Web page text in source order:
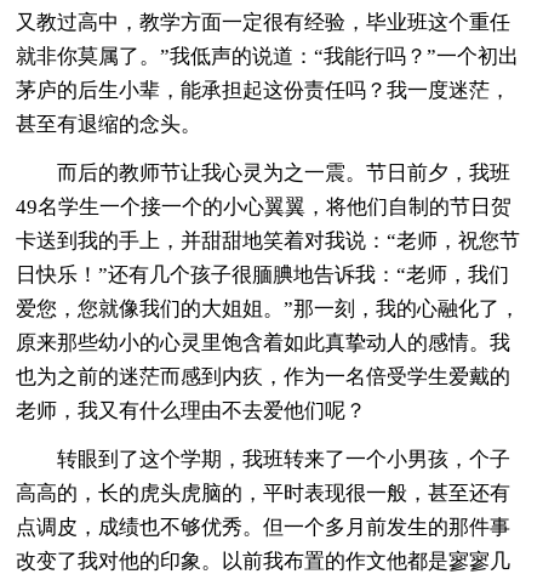
又教过高中，教学方面一定很有经验，毕业班这个重任
就非你莫属了。”我低声的说道：“我能行吗？”一个初出
茅庐的后生小辈，能承担起这份责任吗？我一度迷茫，
甚至有退缩的念头。
而后的教师节让我心灵为之一震。节日前夕，我班
49名学生一个接一个的小心翼翼，将他们自制的节日贺
卡送到我的手上，并甜甜地笑着对我说：“老师，祝您节
日快乐！”还有几个孩子很腼腆地告诉我：“老师，我们
爱您，您就像我们的大姐姐。”那一刻，我的心融化了，
原来那些幼小的心灵里饱含着如此真挚动人的感情。我
也为之前的迷茫而感到内疚，作为一名倍受学生爱戴的
老师，我又有什么理由不去爱他们呢？
转眼到了这个学期，我班转来了一个小男孩，个子
高高的，长的虎头虎脑的，平时表现很一般，甚至还有
点调皮，成绩也不够优秀。但一个多月前发生的那件事
改变了我对他的印象。以前我布置的作文他都是寥寥几